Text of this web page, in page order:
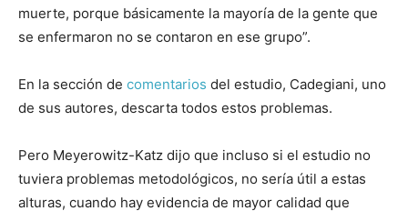
muerte, porque básicamente la mayoría de la gente que
se enfermaron no se contaron en ese grupo”.
En la sección de comentarios del estudio, Cadegiani, uno
de sus autores, descarta todos estos problemas.
Pero Meyerowitz-Katz dijo que incluso si el estudio no
tuviera problemas metodológicos, no sería útil a estas
alturas, cuando hay evidencia de mayor calidad que